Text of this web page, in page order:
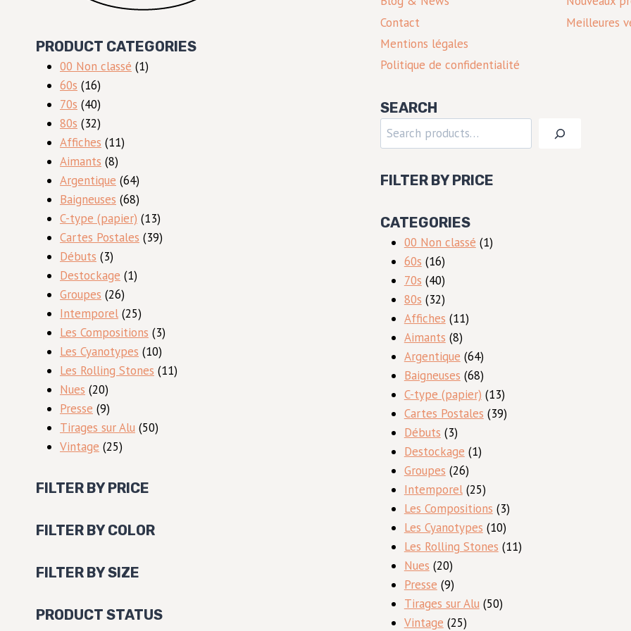
PRODUCT CATEGORIES
00 Non classé 11
60s 1616
produits
70s 4040
produits
80s 3232
produits
Affiches 1111
Aimants 88
produits
Argentique 6464
produits
Baigneuses 6868
produits
C-type (papier) 1313
produits
Cartes Postales 3939
Débuts 33
produits
Destockage 11
Groupes 2626
produits
Intemporel 2525
produits
Les Compositions 33
Les Cyanotypes 1010
produits
Les Rolling Stones 1111
Nues 2020
produits
Presse 99
produits
Tirages sur Alu 5050
Vintage 2525
FILTER BY PRICE
FILTER BY COLOR
FILTER BY SIZE
PRODUCT STATUS
Contact
Mentions légales
Politique de confidentialité
SEARCH
Rechercher
FILTER BY PRICE
CATEGORIES
00 Non classé 11
60s 1616
produits
70s 4040
produits
80s 3232
produits
Affiches 1111
Aimants 88
produits
Argentique 6464
produits
Baigneuses 6868
produits
C-type (papier) 1313
produits
Cartes Postales 3939
Débuts 33
produits
Destockage 11
Groupes 2626
produits
Intemporel 2525
produits
Les Compositions 33
produits
Les Cyanotypes 1010
produits
Les Rolling Stones 1111
Nues 2020
produits
Presse 99
produits
Tirages sur Alu 5050
Vintage 2525
Meilleures